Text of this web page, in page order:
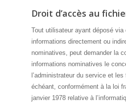
Droit d’accès au
Tout utilisateur ayant déposé
informations directement ou
nominatives, peut demander la
informations nominatives le
l’administrateur du service et
échéant, conformément à la loi
janvier 1978 relative à